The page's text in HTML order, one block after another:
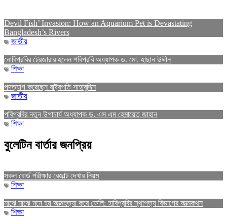
Devil Fish’ Invasion: How an Aquarium Pet is Devastating
Bangladesh’s Rivers
জাতীয়
নোবিপ্রবির ট্রেজারার হলেন পবিপ্রবি অধ্যাপক ড. মো. হাছান উদ্দীন
শিক্ষা
পদত্যাগ করেছেন রাষ্ট্রপতি সাহাবুদ্দিন
জাতীয়
পবিপ্রবির নতুন উপাচার্য অধ্যাপক ড. এস এম হেমায়েত জাহান
শিক্ষা
বুলেটিন বার্তার জনপ্রিয়
সকল বোর্ড পরীক্ষার রেজাল্ট দেখার নিয়ম
শিক্ষা
মাঝে মাঝে মনে হয় আত্মহত্যা করে ফেলি: হাবিপ্রবির স্থাপত্য বিভাগের আত্মকথন
শিক্ষা